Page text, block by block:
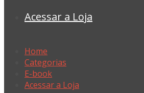
Acessar a Loja
Home
Categorias
E-book
Acessar a Loja